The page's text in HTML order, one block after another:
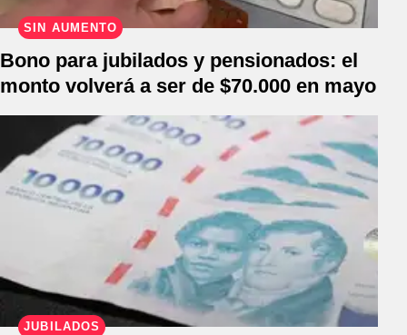
SIN AUMENTO
Bono para jubilados y pensionados: el
monto volverá a ser de $70.000 en mayo
JUBILADOS